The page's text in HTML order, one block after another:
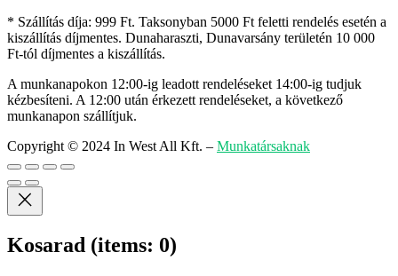
* Szállítás díja: 999 Ft. Taksonyban 5000 Ft feletti rendelés esetén a
kiszállítás díjmentes. Dunaharaszti, Dunavarsány területén 10 000
Ft-tól díjmentes a kiszállítás.
A munkanapokon 12:00-ig leadott rendeléseket 14:00-ig tudjuk
kézbesíteni. A 12:00 után érkezett rendeléseket, a következő
munkanapon szállítjuk.
Copyright © 2024 In West All Kft. – Munkatársaknak
Kosarad (items: 0)